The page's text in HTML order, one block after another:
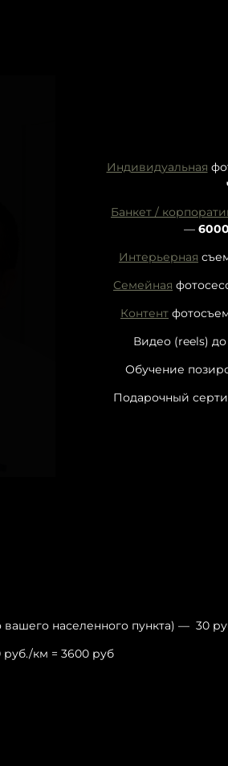
Индивидуальная
Банкет /
—
Интерьерная
Семейная
Контент
Видео (reels)
Обучение
Подарочный
населенного пункта) — 30
км = 3600 руб